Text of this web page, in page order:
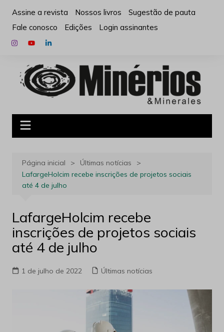
para
conteúdo
Assine a revista Nossos livros
Sugestão de pauta
Fale conosco
Edições Login assinantes
Página inicial
Últimas notícias
LafargeHolcim recebe inscrições de projetos sociais
até 4 de julho
LafargeHolcim recebe
inscrições de projetos sociais
até 4 de julho
1 de julho de 2022 Últimas notícias